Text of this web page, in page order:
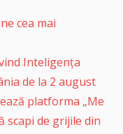
cea mai
Inteligența
de la 2 august
platforma „Me
scapi de grijile din